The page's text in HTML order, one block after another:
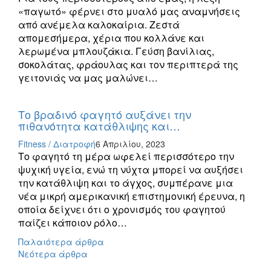
«παγωτό» φέρνει στο μυαλό μας αναμνήσεις
από ανέμελα καλοκαίρια. Ζεστά
απομεσήμερα, χέρια που κολλάνε και
λερωμένα μπλουζάκια. Γεύση βανίλιας,
σοκολάτας, φράουλας και τον περιπτερά της
γειτονιάς να μας μαλώνει…
Το βραδινό φαγητό αυξάνει την
πιθανότητα κατάθλιψης και…
Fitness / Διατροφή6 Απριλίου, 2023
Το φαγητό τη μέρα ωφελεί περισσότερο την
ψυχική υγεία, ενώ τη νύχτα μπορεί να αυξήσει
την κατάθλιψη και το άγχος, συμπέρανε μια
νέα μικρή αμερικανική επιστημονική έρευνα, η
οποία δείχνει ότι ο χρονισμός του φαγητού
παίζει κάποιον ρόλο…
Πλοήγηση
άρθρων
Παλαιότερα άρθρα
Νεότερα άρθρα